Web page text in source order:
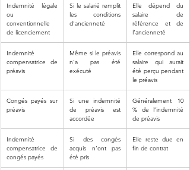
Indemnité légale
ou
conventionnelle
de licenciement
Si le salarié remplit
les conditions
d’ancienneté
Elle dépend du
salaire de
référence et de
l’ancienneté
Indemnité
compensatrice de
préavis
Même si le préavis
n’a pas été
exécuté
Elle correspond au
salaire qui aurait
été perçu pendant
le préavis
Congés payés sur
préavis
Si une indemnité
de préavis est
accordée
Généralement 10
% de l’indemnité
de préavis
Indemnité
compensatrice de
congés payés
Si des congés
acquis n’ont pas
été pris
Elle reste due en
fin de contrat